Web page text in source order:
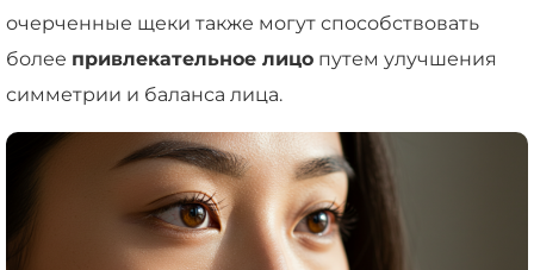
очерченные щеки также могут способствовать
более привлекательное лицо путем улучшения
симметрии и баланса лица.